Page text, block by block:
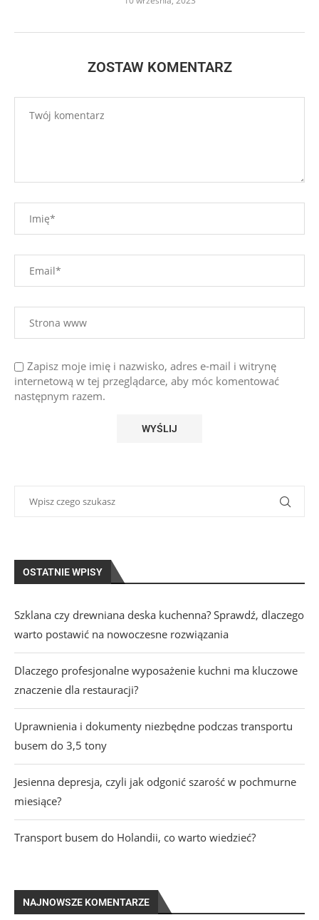
ZOSTAW KOMENTARZ
Zapisz moje imię i nazwisko, adres e-mail i witrynę
internetową w tej przeglądarce, aby móc komentować
następnym razem.
OSTATNIE WPISY
Szklana czy drewniana deska kuchenna? Sprawdź, dlaczego
warto postawić na nowoczesne rozwiązania
Dlaczego profesjonalne wyposażenie kuchni ma kluczowe
znaczenie dla restauracji?
Uprawnienia i dokumenty niezbędne podczas transportu
busem do 3,5 tony
Jesienna depresja, czyli jak odgonić szarość w pochmurne
miesiące?
Transport busem do Holandii, co warto wiedzieć?
NAJNOWSZE KOMENTARZE